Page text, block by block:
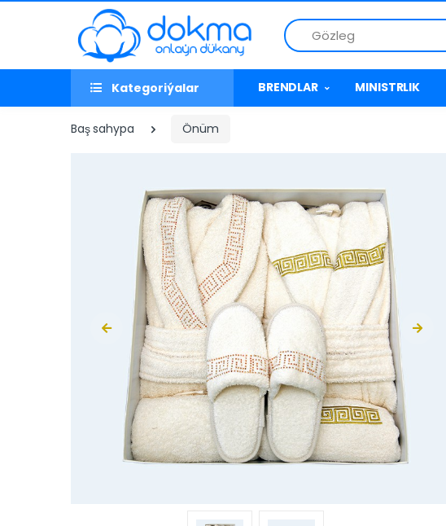
Gözleg
Kategoriýalar BRENDLAR MINISTRLIK
Baş sahypa Önüm